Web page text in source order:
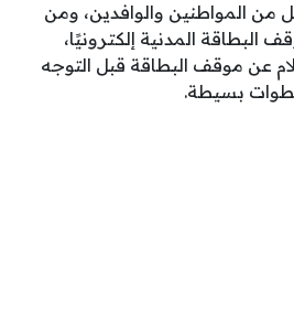
من المواطنين والوافدين، ومن
البطاقة المدنية إلكترونيًا،
عن موقف البطاقة قبل التوجه
بسيطة.